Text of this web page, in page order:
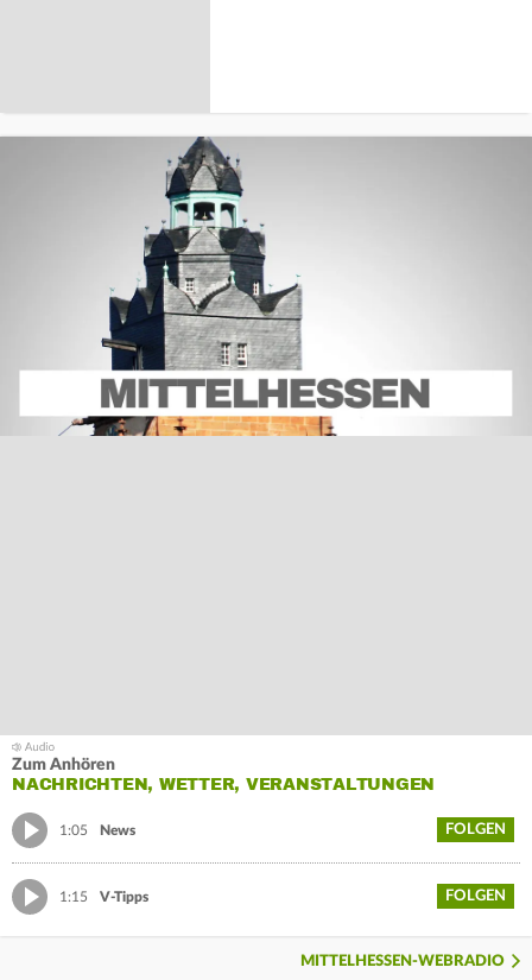
Zum Anhören
NACHRICHTEN, WETTER, VERANSTALTUNGEN
1:05 News FOLGEN
1:15 V-Tipps FOLGEN
MITTELHESSEN-WEBRADIO